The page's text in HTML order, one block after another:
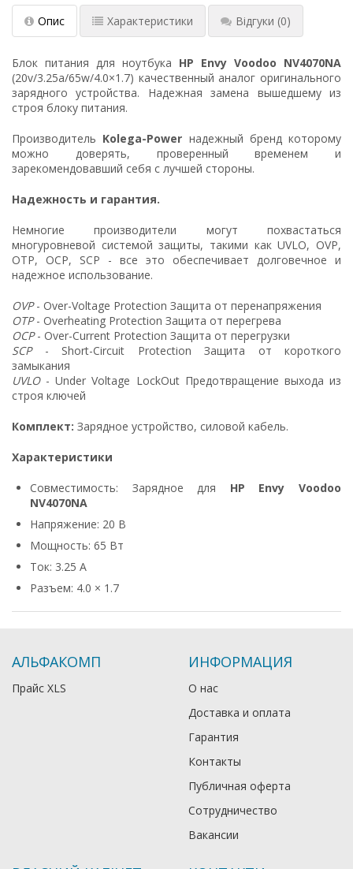
Опис Характеристики Відгуки (0)
Блок питания для ноутбука HP Envy Voodoo NV4070NA
(20v/3.25a/65w/4.0×1.7) качественный аналог оригинального
зарядного устройства. Надежная замена вышедшему из
строя блоку питания.
Производитель Kolega-Power надежный бренд которому
можно доверять, проверенный временем и
зарекомендовавший себя с лучшей стороны.
Надежность и гарантия.
Немногие производители могут похвастаться
многуровневой системой защиты, такими как UVLO, OVP,
OTP, OCP, SCP - все это обеспечивает долговечное и
надежное использование.
OVP- Over-Voltage Protection Защита от перенапряжения
OTP- Overheating Protection Защита от перегрева
OCP- Over-Current Protection Защита от перегрузки
SCP- Short-Circuit Protection Защита от короткого
замыкания
UVLO- Under Voltage LockOut Предотвращение выхода из
строя ключей
Комплект: Зарядное устройство, силовой кабель.
Характеристики
Совместимость: Зарядное для HP Envy Voodoo
NV4070NA
Напряжение: 20 В
Мощность: 65 Вт
Ток: 3.25 А
Разъем: 4.0 × 1.7
АЛЬФАКОМП
Прайс XLS
ИНФОРМАЦИЯ
О нас
Доставка и оплата
Гарантия
Контакты
Публичная оферта
Сотрудничество
Вакансии